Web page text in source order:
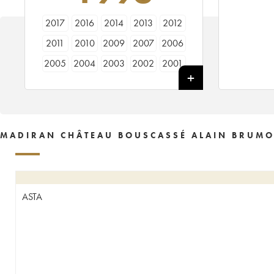
2017 2016 2014 2013
2012
2011
2010 2009 2007
2006
2005
2004 2003 2002
2001
MADIRAN CHÂTEAU BOUSCASSÉ ALAIN
ASTA